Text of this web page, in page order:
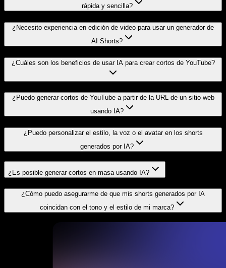
rápida y sencilla?
¿Necesito experiencia en edición de video para usar un generador de
AI Shorts?
¿Cuáles son los beneficios de usar IA para crear cortos de YouTube?
¿Puedo generar cortos de YouTube a partir de la URL de un sitio web
usando IA?
¿Puedo personalizar el estilo, la voz o el avatar en los shorts
generados por IA?
¿Es posible generar cortos en masa usando IA?
¿Cómo puedo asegurarme de que mis shorts generados por IA
coincidan con el tono y el estilo de mi marca?